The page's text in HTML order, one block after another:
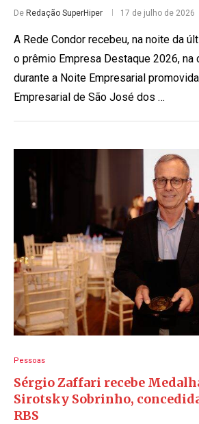
De Redação SuperHiper 17 de julho de 2026
A Rede Condor recebeu, na noite da
o prêmio Empresa Destaque 2026, na
durante a Noite Empresarial
Empresarial de São José dos …
Pessoas
Sérgio Zaffari recebe
Sirotsky Sobrinho,
RBS